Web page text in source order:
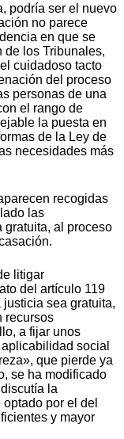
podría ser el nuevo
no parece
en que se
de los Tribunales,
cuidadoso tacto
del proceso
personas de una
el rango de
la puesta en
de la Ley de
necesidades más
recogidas
las
gratuita, al proceso
litigar
del artículo 119
sea gratuita,
recursos
a fijar unos
social
que pierde ya
se ha modificado
la
por el del
y mayor